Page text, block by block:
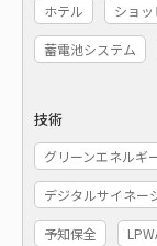
ホテル ショ
蓄電池システム
技術
グリーンエネルギ
デジタルサイネー
予知保全